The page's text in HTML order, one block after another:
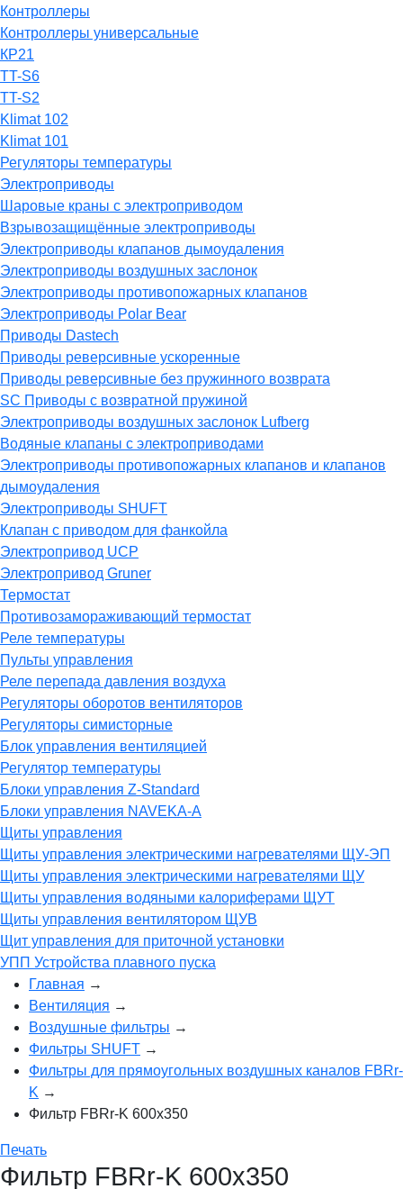
Контроллеры
Контроллеры универсальные
КР21
TT-S6
TT-S2
Klimat 102
Klimat 101
Регуляторы температуры
Электроприводы
Шаровые краны с электроприводом
Взрывозащищённые электроприводы
Электроприводы клапанов дымоудаления
Электроприводы воздушных заслонок
Электроприводы противопожарных клапанов
Электроприводы Polar Bear
Приводы Dastech
Приводы реверсивные ускоренные
Приводы реверсивные без пружинного возврата
SC Приводы с возвратной пружиной
Электроприводы воздушных заслонок Lufberg
Водяные клапаны с электроприводами
Электроприводы противопожарных клапанов и клапанов
дымоудаления
Электроприводы SHUFT
Клапан с приводом для фанкойла
Электропривод UCP
Электропривод Gruner
Термостат
Противозамораживающий термостат
Реле температуры
Пульты управления
Реле перепада давления воздуха
Регуляторы оборотов вентиляторов
Регуляторы симисторные
Блок управления вентиляцией
Регулятор температуры
Блоки управления Z-Standard
Блоки управления NAVEKA-A
Щиты управления
Щиты управления электрическими нагревателями ЩУ-ЭП
Щиты управления электрическими нагревателями ЩУ
Щиты управления водяными калориферами ЩУТ
Щиты управления вентилятором ЩУВ
Щит управления для приточной установки
УПП Устройства плавного пуска
Главная →
Вентиляция →
Воздушные фильтры →
Фильтры SHUFT →
Фильтры для прямоугольных воздушных каналов FBRr-
K →
Фильтр FBRr-K 600x350
Печать
Фильтр FBRr-K 600x350